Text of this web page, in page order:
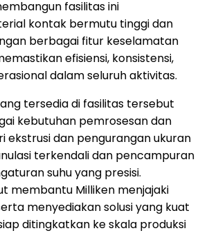
fasilitas ini
kontak bermutu tinggi dan
berbagai fitur keselamatan
efisiensi, konsistensi,
dalam seluruh aktivitas.
tersedia di fasilitas tersebut
kebutuhan pemrosesan dan
ekstrusi dan pengurangan ukuran
terkendali dan pencampuran
suhu yang presisi.
membantu Milliken menjajaki
menyediakan solusi yang kuat
ditingkatkan ke skala produksi